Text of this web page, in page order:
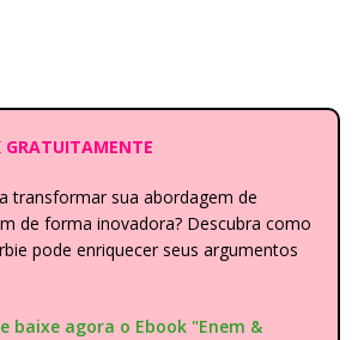
GRATUITAMENTE
transformar sua abordagem de
de forma inovadora? Descubra como
pode enriquecer seus argumentos
baixe agora o Ebook "Enem &